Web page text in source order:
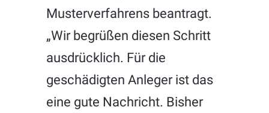
Musterverfahrens beantragt.
„Wir begrüßen diesen Schritt
ausdrücklich. Für die
geschädigten Anleger ist das
eine gute Nachricht. Bisher